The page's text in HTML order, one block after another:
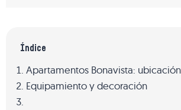
Índice
Apartamentos Bonavista: ubicación
Equipamiento y decoración